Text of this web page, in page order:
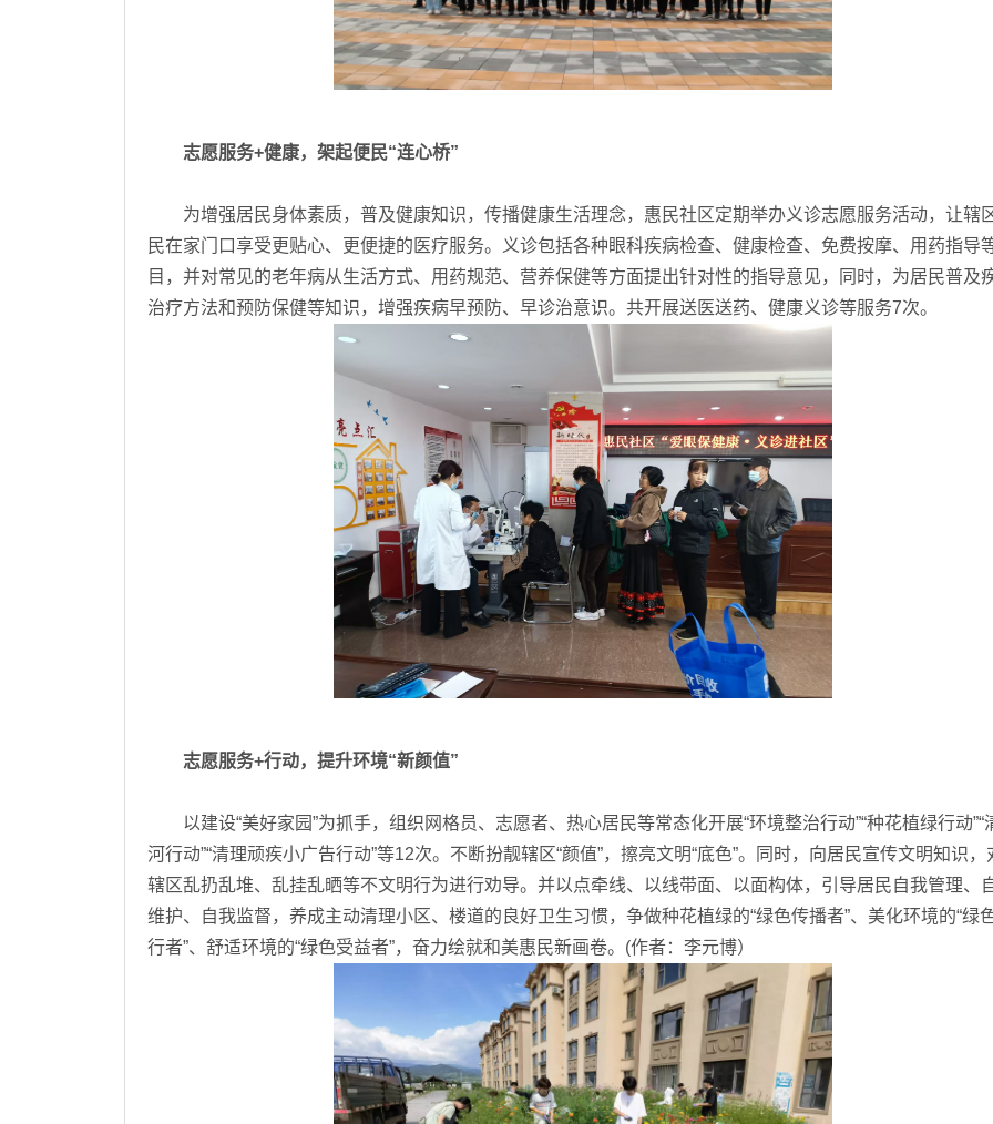
志愿服务+健康，架起便民“连心桥”
为增强居民身体素质，普及健康知识，传播健康生活理念，惠民社区定期举办义诊志愿服务活动，让辖
民在家门口享受更贴心、更便捷的医疗服务。义诊包括各种眼科疾病检查、健康检查、免费按摩、用药指导
目，并对常见的老年病从生活方式、用药规范、营养保健等方面提出针对性的指导意见，同时，为居民普及
治疗方法和预防保健等知识，增强疾病早预防、早诊治意识。共开展送医送药、健康义诊等服务7次。
志愿服务+行动，提升环境“新颜值”
以建设“美好家园”为抓手，组织网格员、志愿者、热心居民等常态化开展“环境整治行动”“种花植绿行动”“
河行动”“清理顽疾小广告行动”等12次。不断扮靓辖区“颜值”，擦亮文明“底色”。同时，向居民宣传文明知识，
辖区乱扔乱堆、乱挂乱晒等不文明行为进行劝导。并以点牵线、以线带面、以面构体，引导居民自我管理、
维护、自我监督，养成主动清理小区、楼道的良好卫生习惯，争做种花植绿的“绿色传播者”、美化环境的“绿
行者”、舒适环境的“绿色受益者”，奋力绘就和美惠民新画卷。(作者：李元博）